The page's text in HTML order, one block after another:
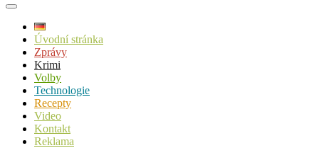
Úvodní stránka
Zprávy
Krimi
Volby
Technologie
Recepty
Video
Kontakt
Reklama